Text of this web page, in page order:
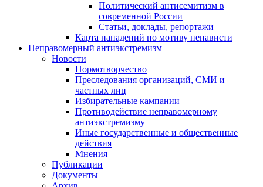
Политический антисемитизм в
современной России
Статьи, доклады, репортажи
Карта нападений по мотиву ненависти
Неправомерный антиэкстремизм
Новости
Нормотворчество
Преследования организаций, СМИ и
частных лиц
Избирательные кампании
Противодействие неправомерному
антиэкстремизму
Иные государственные и общественные
действия
Мнения
Публикации
Документы